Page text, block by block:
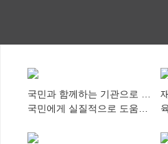
국민과 함께하는 기관으로 …
국민에게 실질적으로 도움이